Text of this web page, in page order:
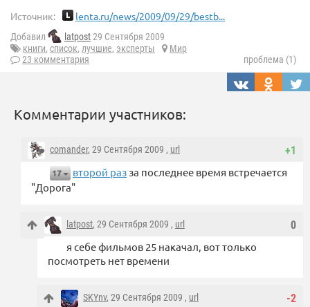
Источник: lenta.ru/news/2009/09/29/bestb...
Добавил latpost29 Сентября 2009
книги, список, лучшие, эксперты
Мир
23 комментария
проблема (1)
Комментарии участников:
+1
comander, 29 Сентября 2009 , url
17 второй раз за последнее время встречается
"Дорога"
0
latpost, 29 Сентября 2009 , url
я себе фильмов 25 накачал, вот только
посмотреть нет времени
-2
SKYnv, 29 Сентября 2009 , url